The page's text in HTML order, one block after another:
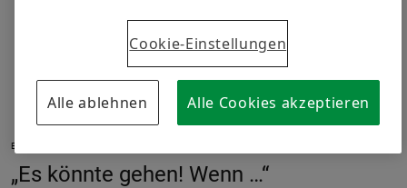
ENGINEERING
„Es könnte gehen! Wenn …“
Cookie-Einstellungen
Alle ablehnen Alle Cookies akzeptieren